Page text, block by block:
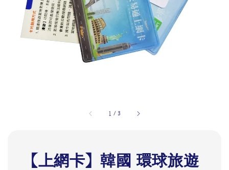
1 /3
【上網卡】韓國 環球旅遊